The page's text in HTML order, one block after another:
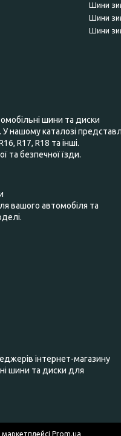
Шини
Шини
Шини
шини та диски
нашому каталозі
R17, R18 та інші.
та безпечної їзди.
вашого автомобіля та
інтернет-магазину
шини та диски для
Prom.ua